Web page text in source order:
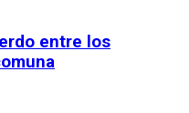
entre los